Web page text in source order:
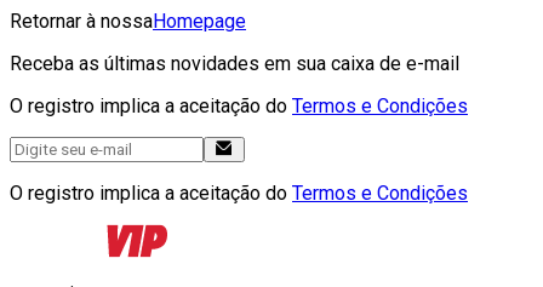
Retornar à nossaHomepage
Receba as últimas novidades em sua caixa de e-mail
O registro implica a aceitação do Termos e Condições
O registro implica a aceitação do Termos e Condições